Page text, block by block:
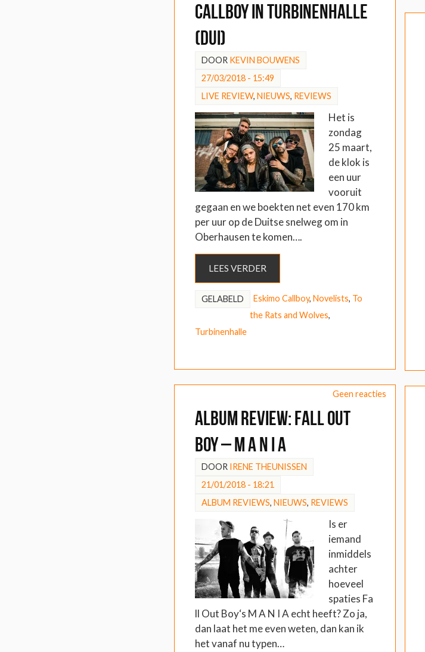
Callboy in Turbinenhalle
(Dui)
DOOR KEVIN BOUWENS
27/03/2018 - 15:49
LIVE REVIEW, NIEUWS, REVIEWS
Het is
zondag
25 maart,
de klok is
een uur
vooruit
gegaan en we boekten net even 170 km
per uur op de Duitse snelweg om in
Oberhausen te komen….
LEES VERDER
GELABELD Eskimo Callboy, Novelists, To
the Rats and Wolves,
Turbinenhalle
Geen reacties
ALBUM REVIEW: Fall Out
Boy – M A N I A
DOOR IRENE THEUNISSEN
21/01/2018 - 18:21
ALBUM REVIEWS, NIEUWS, REVIEWS
Is er
iemand
inmiddels
achter
hoeveel
spaties Fa
ll Out Boy‘s M A N I A echt heeft? Zo ja,
dan laat het me even weten, dan kan ik
het vanaf nu typen…